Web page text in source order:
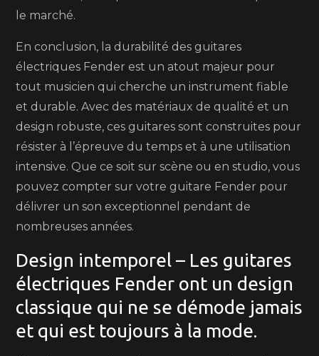
le marché.
En conclusion, la durabilité des guitares
électriques Fender est un atout majeur pour
tout musicien qui cherche un instrument fiable
et durable. Avec des matériaux de qualité et un
design robuste, ces guitares sont construites pour
résister à l’épreuve du temps et à une utilisation
intensive. Que ce soit sur scène ou en studio, vous
pouvez compter sur votre guitare Fender pour
délivrer un son exceptionnel pendant de
nombreuses années.
Design intemporel – Les guitares
électriques Fender ont un design
classique qui ne se démode jamais
et qui est toujours à la mode.